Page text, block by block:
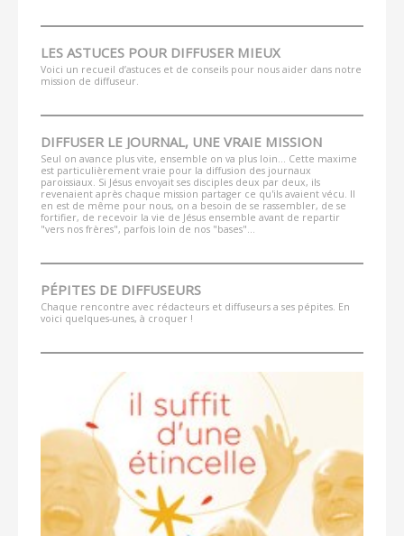
LES ASTUCES POUR DIFFUSER MIEUX
Voici un recueil d’astuces et de conseils pour nous aider dans notre
mission de diffuseur.
DIFFUSER LE JOURNAL, UNE VRAIE MISSION
Seul on avance plus vite, ensemble on va plus loin... Cette maxime
est particulièrement vraie pour la diffusion des journaux
paroissiaux. Si Jésus envoyait ses disciples deux par deux, ils
revenaient après chaque mission partager ce qu'ils avaient vécu. Il
en est de même pour nous, on a besoin de se rassembler, de se
fortifier, de recevoir la vie de Jésus ensemble avant de repartir
"vers nos frères", parfois loin de nos "bases"...
PÉPITES DE DIFFUSEURS
Chaque rencontre avec rédacteurs et diffuseurs a ses pépites. En
voici quelques-unes, à croquer !